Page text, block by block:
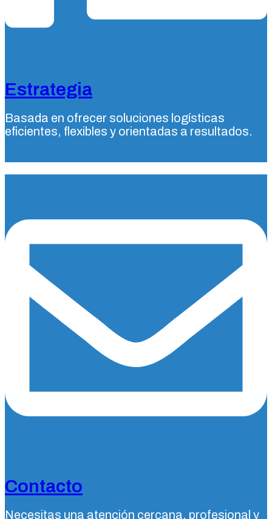
Estrategia
Basada en ofrecer soluciones logísticas
eficientes, flexibles y orientadas a resultados.
Contacto
Necesitas una atención cercana, profesional y